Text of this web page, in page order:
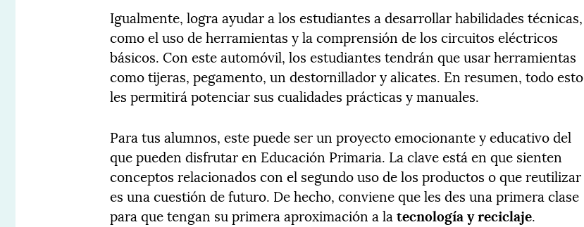
Igualmente, logra ayudar a los estudiantes a desarrollar habilidades técnicas,
como el uso de herramientas y la comprensión de los circuitos eléctricos
básicos. Con este automóvil, los estudiantes tendrán que usar herramientas
como tijeras, pegamento, un destornillador y alicates. En resumen, todo esto
les permitirá potenciar sus cualidades prácticas y manuales.
Para tus alumnos, este puede ser un proyecto emocionante y educativo del
que pueden disfrutar en Educación Primaria. La clave está en que sienten
conceptos relacionados con el segundo uso de los productos o que reutilizar
es una cuestión de futuro. De hecho, conviene que les des una primera clase
para que tengan su primera aproximación a latecnología y reciclaje.